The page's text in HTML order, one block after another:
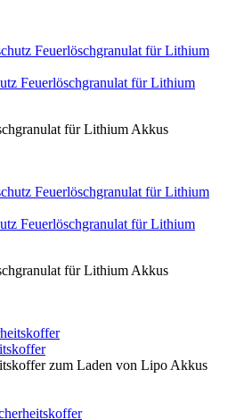
Feuerlöschgranulat für Lithium
für Lithium Akkus
Feuerlöschgranulat für Lithium
für Lithium Akkus
zum Laden von Lipo Akkus